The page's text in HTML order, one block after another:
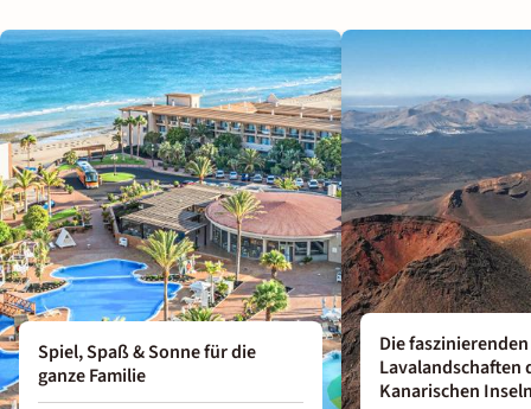
Spiel, Spaß & Sonne für die
ganze Familie
Die faszinierenden
Lavalandschaften
Kanarischen